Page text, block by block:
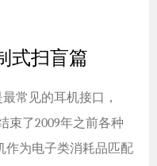
式扫盲篇
常见的耳机接口，
束了2009年之前各种
作为电子类消耗品匹配